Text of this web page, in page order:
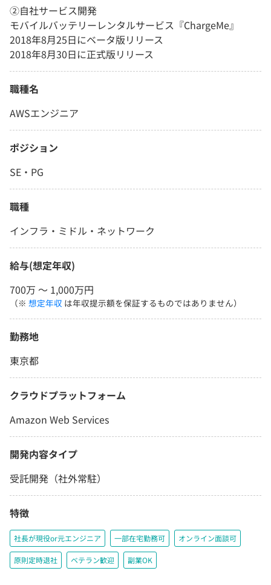
②自社サービス開発
モバイルバッテリーレンタルサービス『ChargeMe』
2018年8月25日にベータ版リリース
2018年8月30日に正式版リリース
職種名
AWSエンジニア
ポジション
SE・PG
職種
インフラ・ミドル・ネットワーク
給与(想定年収)
700万 〜 1,000万円
（※ 想定年収 は年収提示額を保証するものではありません）
勤務地
東京都
クラウドプラットフォーム
Amazon Web Services
開発内容タイプ
受託開発（社外常駐）
特徴
社長が現役or元エンジニア 一部在宅勤務可 オンライン面談可
原則定時退社 ベテラン歓迎 副業OK